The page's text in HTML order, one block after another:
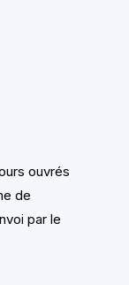
ouvrés
de
par le